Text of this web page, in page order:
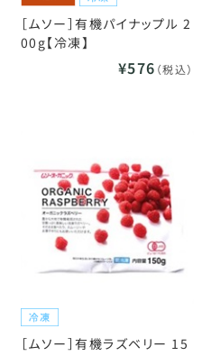
［ムソー］有機パイナップル 2
00g【冷凍】
¥576 （税込）
［ムソー］有機ラズベリー 15